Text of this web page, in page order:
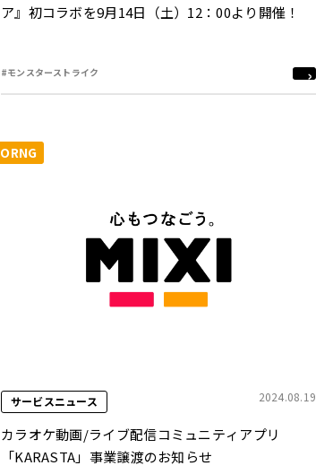
ア』初コラボを9月14日（土）12：00より開催！
#モンスターストライク
ORNG
サービスニュース 2024.08.19
カラオケ動画/ライブ配信コミュニティアプリ
「KARASTA」事業譲渡のお知らせ